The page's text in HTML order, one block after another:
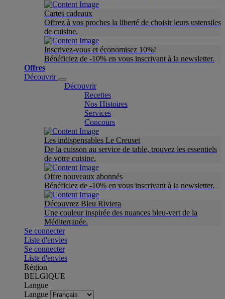
Cartes cadeaux
Offrez à vos proches la liberté de choisir leurs ustensiles
de cuisine.
Inscrivez-vous et économisez 10%!
Bénéficiez de -10% en vous inscrivant à la newsletter.
Offres
Découvrir
Découvrir
Recettes
Nos Histoires
Services
Concours
Les indispensables Le Creuset
De la cuisson au service de table, trouvez les essentiels
de votre cuisine.
Offre nouveaux abonnés
Bénéficiez de -10% en vous inscrivant à la newsletter.
Découvrez Bleu Riviera
Une couleur inspirée des nuances bleu-vert de la
Méditerranée.
Se connecter
Liste d'envies
Se connecter
Liste d'envies
Région
BELGIQUE
Langue
Langue